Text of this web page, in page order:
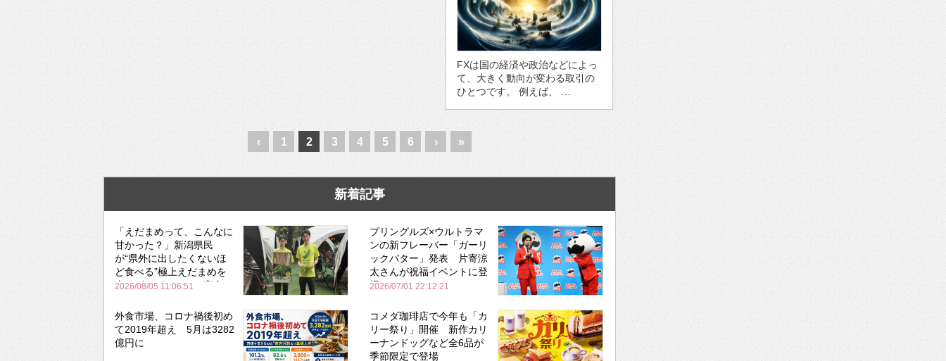
FXは国の経済や政治などによっ
て、大きく動向が変わる取引の
ひとつです。 例えば、 …
‹ 1 2 3 4 5 6 › »
新着記事
「えだまめって、こんなに
甘かった？」新潟県民
が“県外に出したくないほ
ど食べる”極上えだまめを
森のビアガーデンで実食
2026/08/05 11:06:51
プリングルズ×ウルトラマ
ンの新フレーバー「ガーリ
ックバター」発表 片寄涼
太さんが祝福イベントに登
場
2026/07/01 22:12:21
外食市場、コロナ禍後初め
て2019年超え 5月は3282
億円に
コメダ珈琲店で今年も「カ
リー祭り」開催 新作カリ
ーナンドッグなど全6品が
季節限定で登場